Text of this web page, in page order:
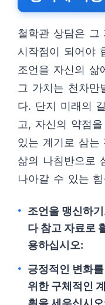
철학관 상담은 그
시작점이 되어야
조언을 자신의 삶
그 가치는 천차만
다. 단지 미래의
고, 자신의 약점
있는 계기로 삼는
삶의 나침반으로
나아갈 수 있는
조언을 맹신하
다 참고 자료로
용하십시오:
긍정적인 변화를
위한 구체적인 계